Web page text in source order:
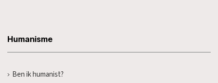
Humanisme
Ben ik humanist?